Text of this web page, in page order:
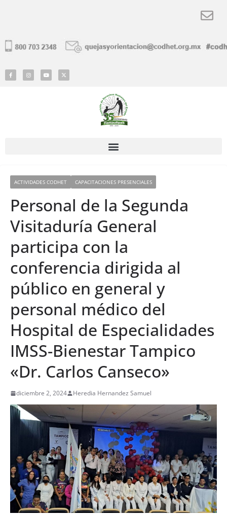
ACTIVIDADES CODHET CAPACITACIONES PRESENCIALES
Personal de la Segunda
Visitaduría General
participa con la
conferencia dirigida al
público en general y
personal médico del
Hospital de Especialidades
IMSS-Bienestar Tampico
«Dr. Carlos Canseco»
diciembre 2, 2024 Heredia Hernandez Samuel